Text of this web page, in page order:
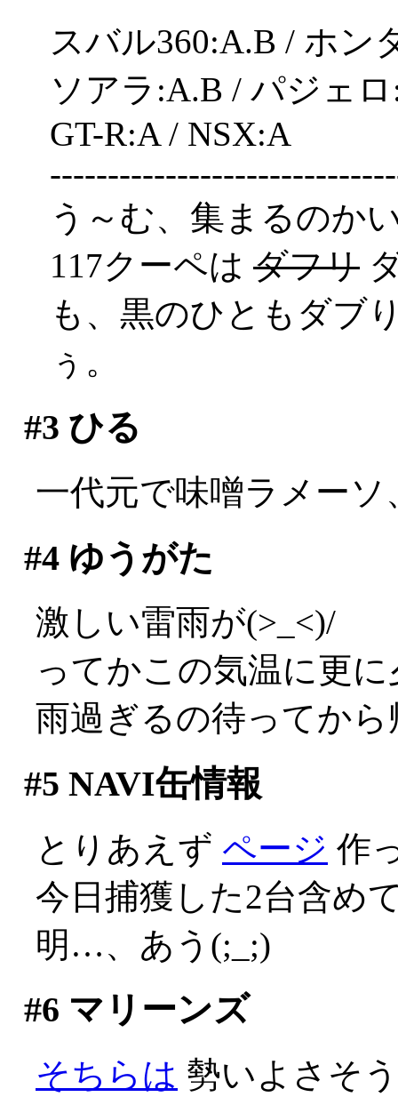
スバル360:A.B / ホン
ソアラ:A.B / パジェ
GT-R:A / NSX:A
う～む、集まるのか
117クーペは ダフリ
も、黒のひともダブ
ぅ。
#3 ひる
一代元で味噌ラメーソ
#4ゆうがた
激しい雷雨が(>_<)/
ってかこの気温に更
雨過ぎるの待ってか
#5 NAVI缶情報
とりあえず ページ 作
今日捕獲した2台含め
明…、あう(;_;)
#6 マリーンズ
そちらは 勢いよさそ